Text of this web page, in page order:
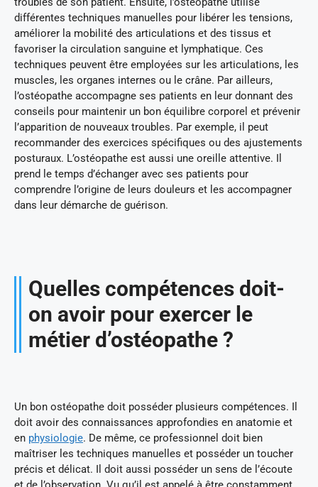
différentes techniques manuelles pour libérer les tensions,
améliorer la mobilité des articulations et des tissus et
favoriser la circulation sanguine et lymphatique. Ces
techniques peuvent être employées sur les articulations, les
muscles, les organes internes ou le crâne. Par ailleurs,
l’ostéopathe accompagne ses patients en leur donnant des
conseils pour maintenir un bon équilibre corporel et prévenir
l’apparition de nouveaux troubles. Par exemple, il peut
recommander des exercices spécifiques ou des ajustements
posturaux. L’ostéopathe est aussi une oreille attentive. Il
prend le temps d’échanger avec ses patients pour
comprendre l’origine de leurs douleurs et les accompagner
dans leur démarche de guérison.
Quelles compétences doit-
on avoir pour exercer le
métier d’ostéopathe ?
Un bon ostéopathe doit posséder plusieurs compétences. Il
doit avoir des connaissances approfondies en anatomie et
en physiologie. De même, ce professionnel doit bien
maîtriser les techniques manuelles et posséder un toucher
précis et délicat. Il doit aussi posséder un sens de l’écoute